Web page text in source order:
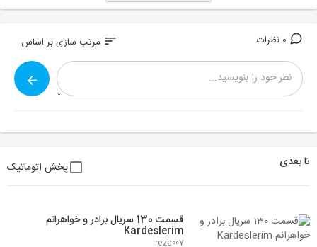
sort مرتب سازی بر اساس
تا بعدی پخش اتوماتیک
قسمت 130 سریال برادر و خواهرانم
Kardeslerim
reza007